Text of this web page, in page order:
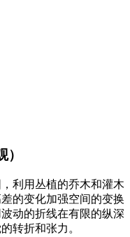
利用丛植的乔木和灌木
的变化加强空间的变换
动的折线在有限的纵深
转折和张力。